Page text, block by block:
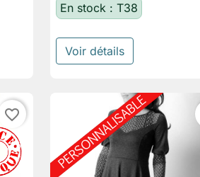
En stock : T38
Voir détails
favorite_border